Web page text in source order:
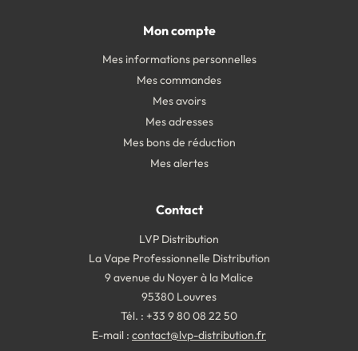
Mon compte
Mes informations personnelles
Mes commandes
Mes avoirs
Mes adresses
Mes bons de réduction
Mes alertes
Contact
LVP Distribution
La Vape Professionnelle Distribution
9 avenue du Noyer à la Malice
95380 Louvres
Tél. : +33 9 80 08 22 50
E-mail : contact@lvp-distribution.fr